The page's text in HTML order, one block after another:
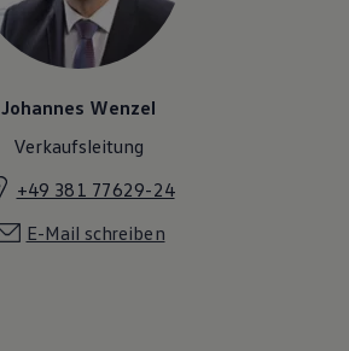
Johannes Wenzel
Verkaufsleitung
+49 381 77629-24
E-Mail schreiben